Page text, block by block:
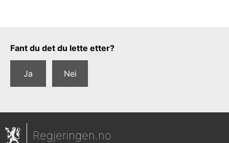
Tilbakemeldingsskjema
Fant du det du lette etter?
Ja Nei
Regjeringen.no